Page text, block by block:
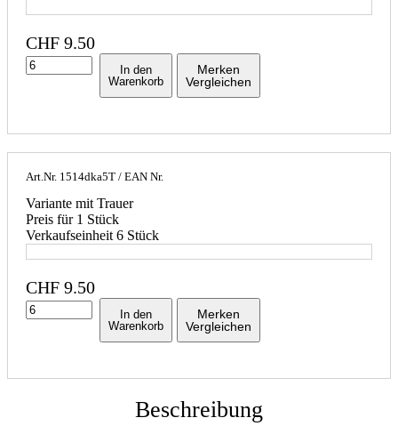
CHF 9.50
In den
Warenkorb
Merken
Vergleichen
Art.Nr. 1514dka5T / EAN Nr.
Variante mit Trauer
Preis für 1 Stück
Verkaufseinheit 6 Stück
CHF 9.50
In den
Warenkorb
Merken
Vergleichen
Beschreibung